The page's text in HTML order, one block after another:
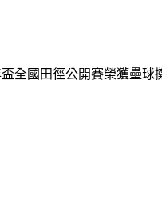
全國田徑公開賽榮獲壘